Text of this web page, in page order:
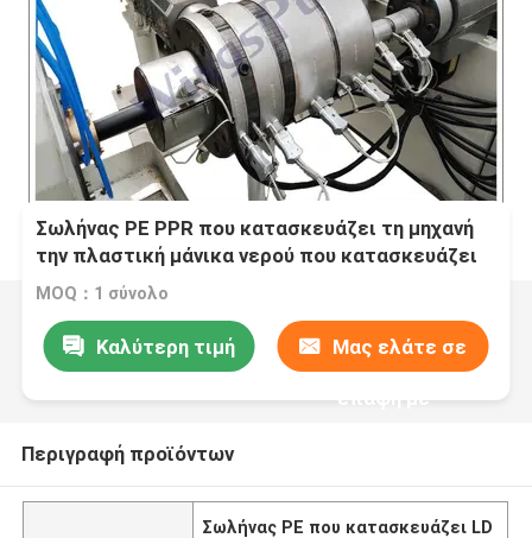
Σωλήνας PE PPR που κατασκευάζει τη μηχανή
την πλαστική μάνικα νερού που κατασκευάζει
τη μηχανή εξωθητών μηχανών
MOQ：1 σύνολο
Καλύτερη τιμή Μας ελάτε σε
επαφή με
Περιγραφή προϊόντων
Σωλήνας PE που κατασκευάζει LD